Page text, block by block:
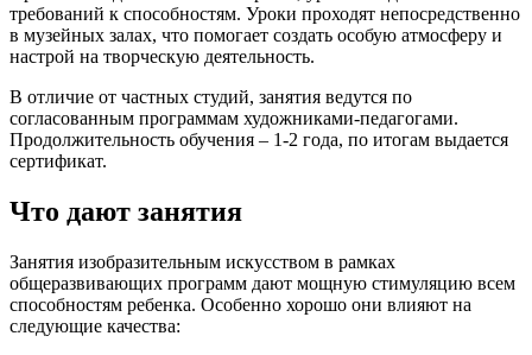
требований к способностям. Уроки проходят непосредственно
в музейных залах, что помогает создать особую атмосферу и
настрой на творческую деятельность.
В отличие от частных студий, занятия ведутся по
согласованным программам художниками-педагогами.
Продолжительность обучения – 1-2 года, по итогам выдается
сертификат.
Что дают занятия
Занятия изобразительным искусством в рамках
общеразвивающих программ дают мощную стимуляцию всем
способностям ребенка. Особенно хорошо они влияют на
следующие качества: